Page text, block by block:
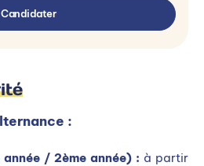
Candidater
:
/ 2ème année) : à partir